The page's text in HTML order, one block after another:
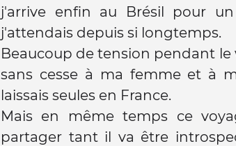
j'arrive enfin au Brésil pour
j'attendais depuis si longtemps.
Beaucoup de tension pendant le
sans cesse à ma femme et à
laissais seules en France.
Mais en même temps ce
partager tant il va être